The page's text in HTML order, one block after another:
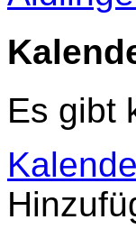
Es gibt